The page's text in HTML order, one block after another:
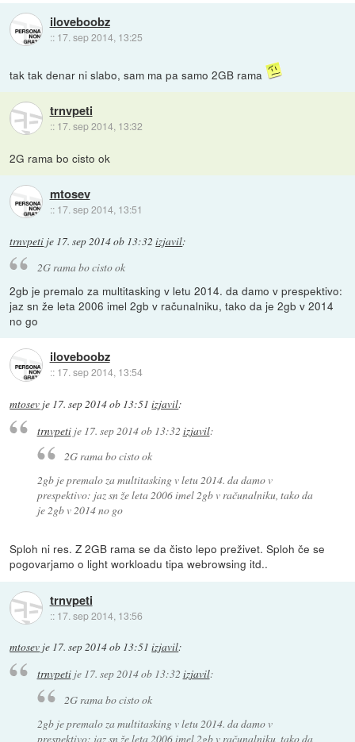
iloveboobz
:: 17. sep 2014, 13:25
tak tak denar ni slabo, sam ma pa samo 2GB rama
trnvpeti
:: 17. sep 2014, 13:32
2G rama bo cisto ok
mtosev
:: 17. sep 2014, 13:51
trnvpeti je 17. sep 2014 ob 13:32 izjavil:
2G rama bo cisto ok
2gb je premalo za multitasking v letu 2014. da damo v prespektivo:
jaz sn že leta 2006 imel 2gb v računalniku, tako da je 2gb v 2014
no go
iloveboobz
:: 17. sep 2014, 13:54
mtosev je 17. sep 2014 ob 13:51 izjavil:
trnvpetije 17. sep 2014 ob 13:32 izjavil:
2G rama bo cisto ok
2gb je premalo za multitasking v letu 2014. da damo v
prespektivo: jaz sn že leta 2006 imel 2gb v računalniku, tako da
je 2gb v 2014 no go
Sploh ni res. Z 2GB rama se da čisto lepo preživet. Sploh če se
pogovarjamo o light workloadu tipa webrowsing itd..
trnvpeti
:: 17. sep 2014, 13:56
mtosev je 17. sep 2014 ob 13:51 izjavil:
trnvpetije 17. sep 2014 ob 13:32 izjavil:
2G rama bo cisto ok
2gb je premalo za multitasking v letu 2014. da damo v
prespektivo: jaz sn že leta 2006 imel 2gb v računalniku, tako da